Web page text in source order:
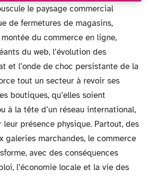
le paysage commercial
de fermetures de magasins,
du commerce en ligne,
du web, l’évolution des
et l’onde de choc persistante de la
tout un secteur à revoir ses
boutiques, qu’elles soient
à la tête d’un réseau international,
présence physique. Partout, des
galeries marchandes, le commerce
avec des conséquences
l’économie locale et la vie des